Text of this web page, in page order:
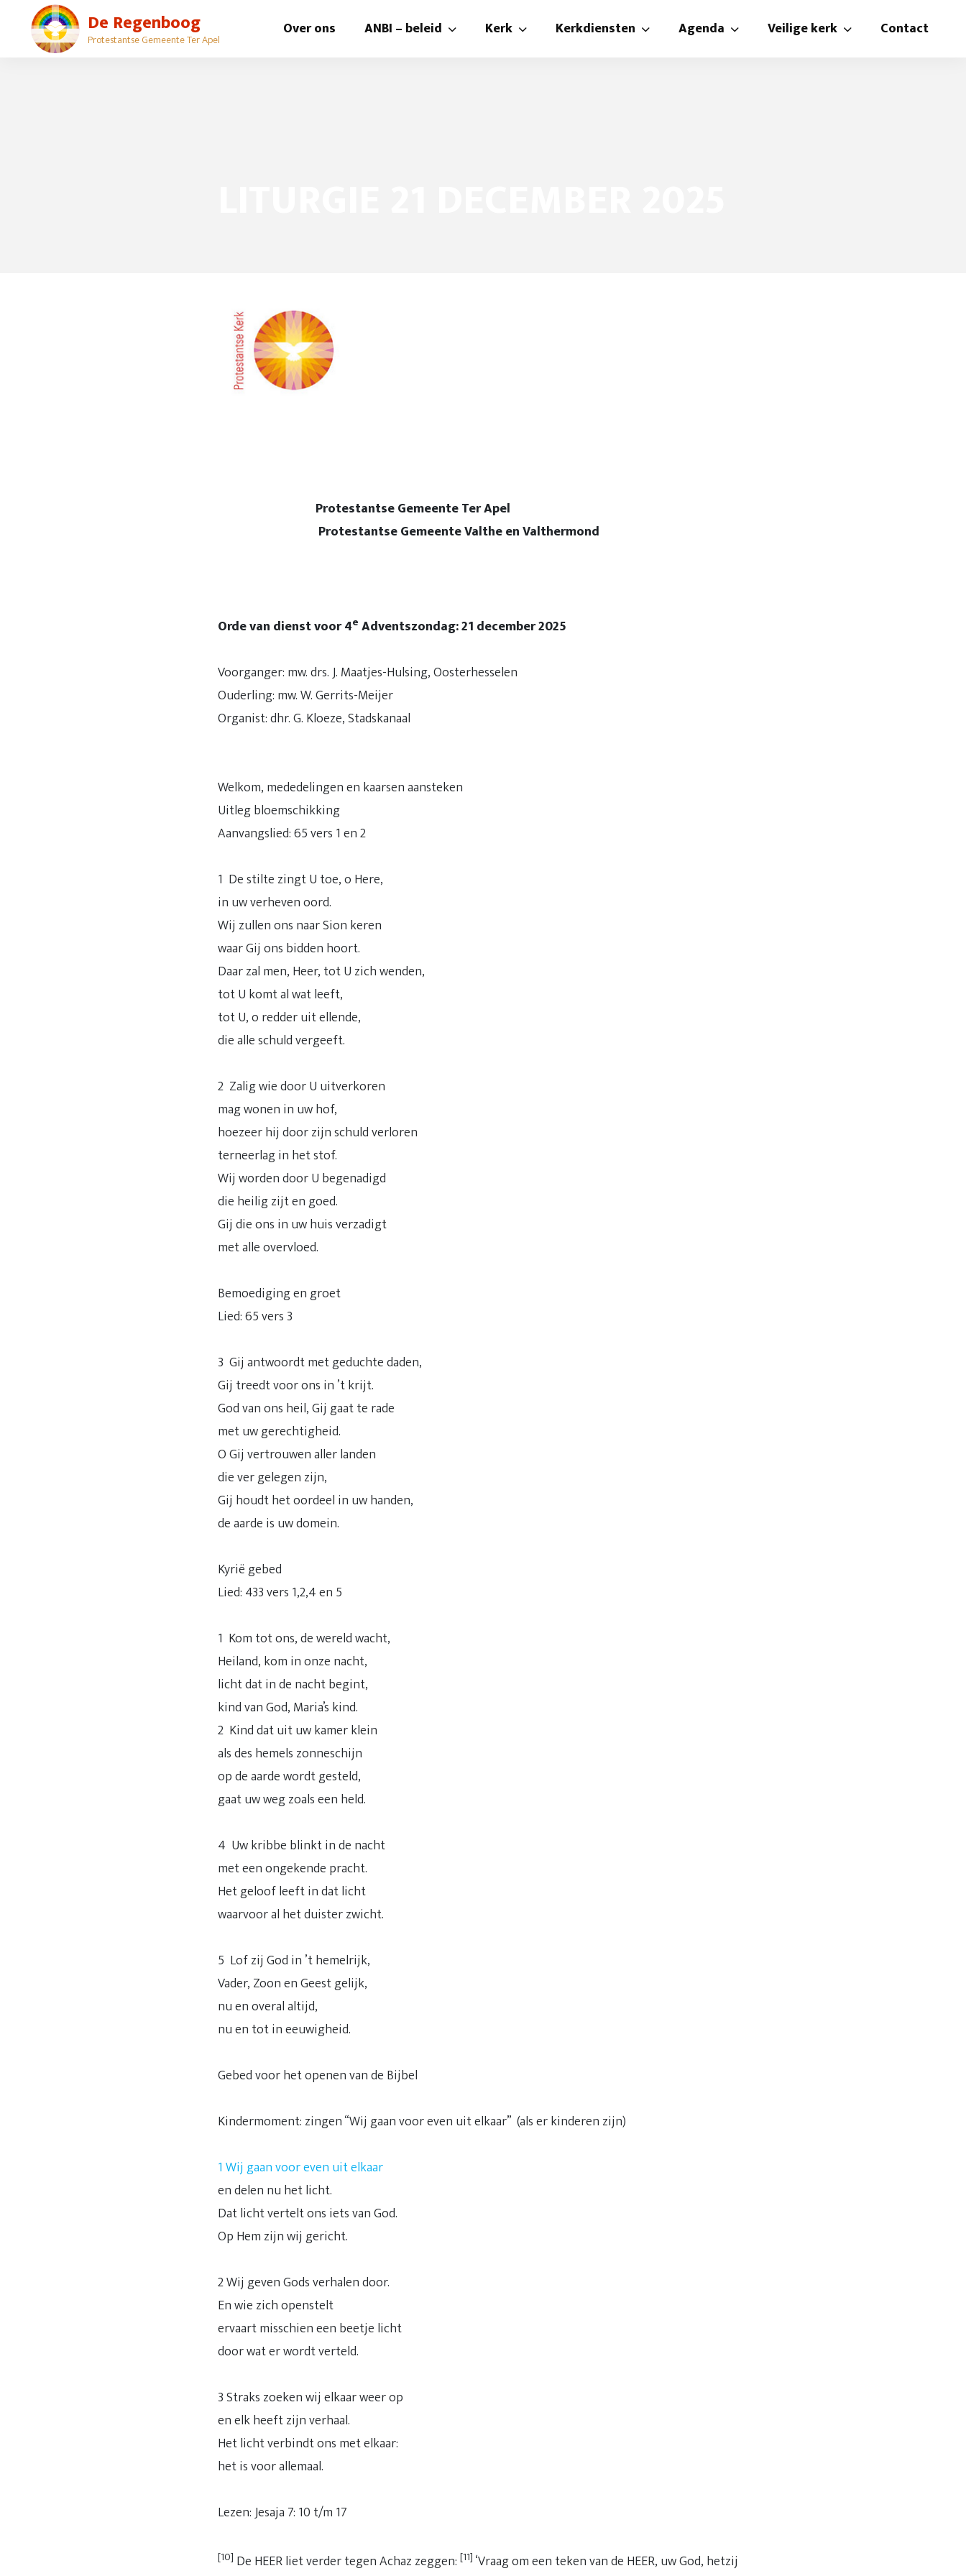
De Regenboog
Protestantse Gemeente Ter Apel
Over ons ANBI – beleid Kerk Kerkdiensten Agenda Veilige kerk Contact
Protestantse Gemeente Ter Apel
Protestantse Gemeente Valthe en Valthermond
Orde van dienst voor 4e Adventszondag: 21 december 2025
Voorganger: mw. drs. J. Maatjes-Hulsing, Oosterhesselen
Ouderling: mw. W. Gerrits-Meijer
Organist: dhr. G. Kloeze, Stadskanaal
Welkom, mededelingen en kaarsen aansteken
Uitleg bloemschikking
Aanvangslied: 65 vers 1 en 2
1 De stilte zingt U toe, o Here,
in uw verheven oord.
Wij zullen ons naar Sion keren
waar Gij ons bidden hoort.
Daar zal men, Heer, tot U zich wenden,
tot U komt al wat leeft,
tot U, o redder uit ellende,
die alle schuld vergeeft.
2 Zalig wie door U uitverkoren
mag wonen in uw hof,
hoezeer hij door zijn schuld verloren
terneerlag in het stof.
Wij worden door U begenadigd
die heilig zijt en goed.
Gij die ons in uw huis verzadigt
met alle overvloed.
Bemoediging en groet
Lied: 65 vers 3
3 Gij antwoordt met geduchte daden,
Gij treedt voor ons in ’t krijt.
God van ons heil, Gij gaat te rade
met uw gerechtigheid.
O Gij vertrouwen aller landen
die ver gelegen zijn,
Gij houdt het oordeel in uw handen,
de aarde is uw domein.
Kyrië gebed
Lied: 433 vers 1,2,4 en 5
1 Kom tot ons, de wereld wacht,
Heiland, kom in onze nacht,
licht dat in de nacht begint,
kind van God, Maria’s kind.
2 Kind dat uit uw kamer klein
als des hemels zonneschijn
op de aarde wordt gesteld,
gaat uw weg zoals een held.
4 Uw kribbe blinkt in de nacht
met een ongekende pracht.
Het geloof leeft in dat licht
waarvoor al het duister zwicht.
5 Lof zij God in ’t hemelrijk,
Vader, Zoon en Geest gelijk,
nu en overal altijd,
nu en tot in eeuwigheid.
Gebed voor het openen van de Bijbel
Kindermoment: zingen “Wij gaan voor even uit elkaar” (als er kinderen zijn)
1 Wij gaan voor even uit elkaar
en delen nu het licht.
Dat licht vertelt ons iets van God.
Op Hem zijn wij gericht.
2 Wij geven Gods verhalen door.
En wie zich openstelt
ervaart misschien een beetje licht
door wat er wordt verteld.
3 Straks zoeken wij elkaar weer op
en elk heeft zijn verhaal.
Het licht verbindt ons met elkaar:
het is voor allemaal.
Lezen: Jesaja 7: 10 t/m 17
[10] De HEER liet verder tegen Achaz zeggen: [11] ‘Vraag om een teken van de HEER, uw God, hetzij